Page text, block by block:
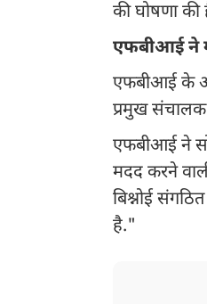
की घोषणा की
एफबीआई ने
एफबीआई के
प्रमुख संचालक
एफबीआई ने
मदद करने
बिश्नोई
है."